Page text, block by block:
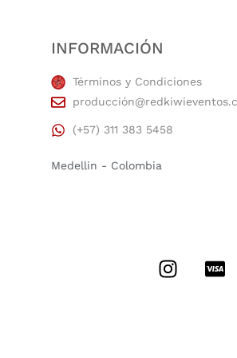
INFORMACIÓN
Términos y Condiciones
(+57) 311 383 5458
Medellin - Colombia